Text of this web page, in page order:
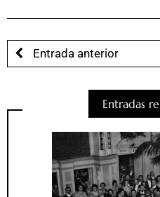
Entrada anterior
Entradas